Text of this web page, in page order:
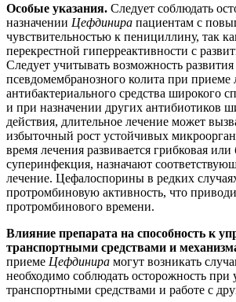
Особые указания. Следует соблюдать
назначении Цефдинира пациентам с
чувствительностью к пенициллину, так
перекрестной гиперреактивности с
Следует учитывать возможность развития
псевдомембранозного колита при приеме
антибактериального средства широкого
и при назначении других антибиотиков
действия, длительное лечение может
избыточный рост устойчивых
время лечения развивается грибковая или
суперинфекция, назначают
лечение. Цефалоспорины в редких
протромбиновую активность, что
протромбинового времени.
Влияние препарата на способность к
транспортными средствами и
приеме Цефдинира могут возникать
необходимо соблюдать осторожность при
транспортными средствами и работе с